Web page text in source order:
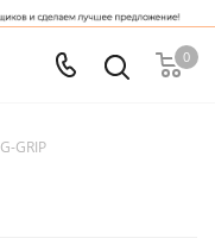
0
G-GRIP